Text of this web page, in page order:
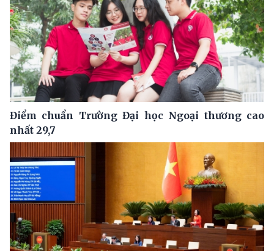
Điểm chuẩn Trường Đại học Ngoại thương cao
nhất 29,7